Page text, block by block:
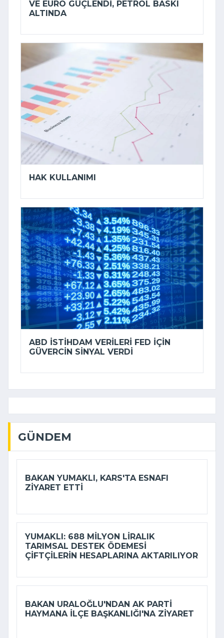
VE EURO GÜÇLENDI, PETROL BASKI
ALTINDA
HAK KULLANIMI
ABD ISTIHDAM VERILERI FED IÇIN
GÜVERCIN SINYAL VERDI
GÜNDEM
BAKAN YUMAKLI, KARS'TA ESNAFI
ZIYARET ETTI
YUMAKLI: 688 MILYON LIRALIK
TARIMSAL DESTEK ÖDEMESI
ÇIFTÇILERIN HESAPLARINA AKTARILIYOR
BAKAN URALOĞLU'NDAN AK PARTI
HAYMANA İLÇE BAŞKANLIĞI'NA ZIYARET